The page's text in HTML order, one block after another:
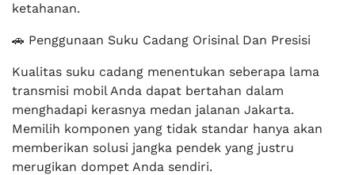
ketahanan.
🚗 Penggunaan Suku Cadang Orisinal Dan Presisi
Kualitas suku cadang menentukan seberapa lama
transmisi mobil Anda dapat bertahan dalam
menghadapi kerasnya medan jalanan Jakarta.
Memilih komponen yang tidak standar hanya akan
memberikan solusi jangka pendek yang justru
merugikan dompet Anda sendiri.